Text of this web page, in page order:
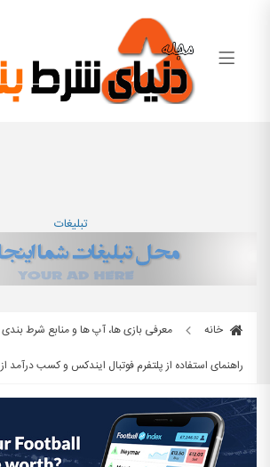
تبلیغات
خانه
معرفی بازی ها، آپ ها و منابع شرط بندی
راهنمای استفاده از پلتفرم فوتبال ایندکس و کسب درآمد